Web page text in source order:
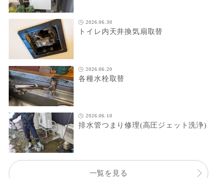
2026.06.30
トイレ内天井換気扇取替
2026.06.20
各種水栓取替
2026.06.10
排水管つまり修理(高圧ジェット洗浄)
一覧を見る